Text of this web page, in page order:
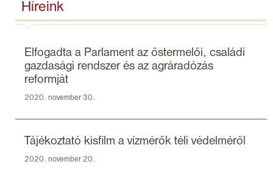
Híreink
Elfogadta a Parlament az őstermelői, családi
gazdasági rendszer és az agráradózás
reformját
2020. november 30.
Tájékoztató kisfilm a vízmérők téli védelméről
2020. november 20.